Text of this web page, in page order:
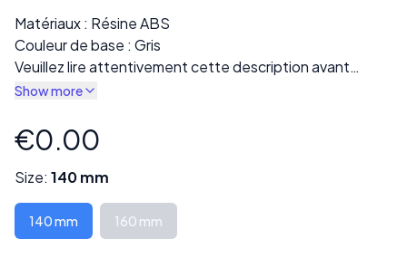
Description
Matériaux : Résine ABS
Couleur de base : Gris
Veuillez lire attentivement cette description avant
l’achat !
variations sont disponibles dans la section « Style », y
compris des versions entièrement vêtues ou nues.
Chaque impression est soigneusement inspectée pour
l’expédition.
Certains modèles peuvent être livrés en plusieurs parties
Show more
Product information
€0.00
Size: 140 mm
140 mm 160 mm